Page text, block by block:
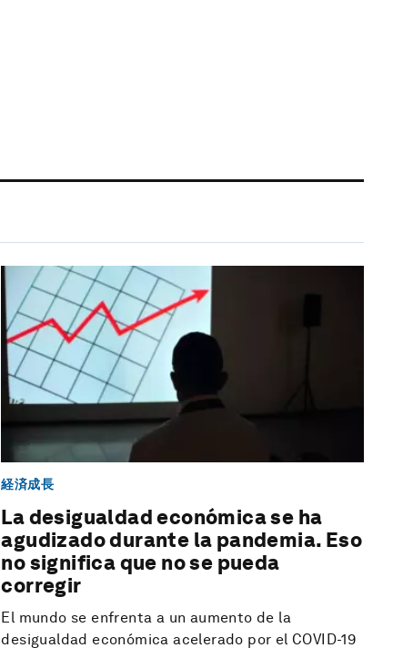
経済成長
La desigualdad económica se ha
agudizado durante la pandemia. Eso
no significa que no se pueda
corregir
El mundo se enfrenta a un aumento de la
desigualdad económica acelerado por el COVID-19